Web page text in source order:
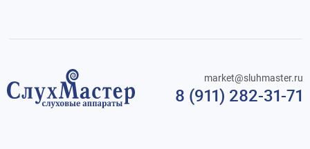
8 (911) 282-31-71
market@sluhmaster.ru